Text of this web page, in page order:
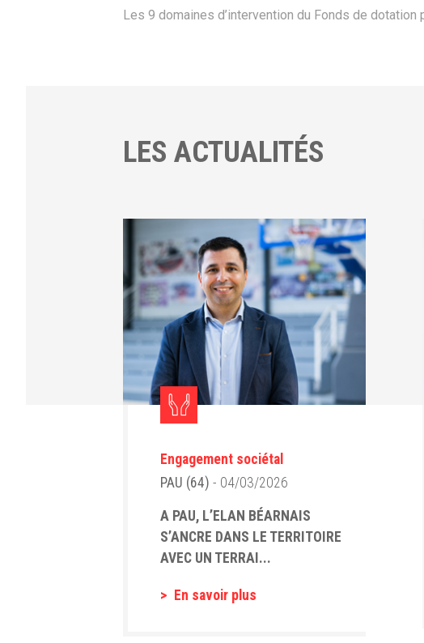
Les 9 domaines d’intervention du Fonds de dotation
LES ACTUALITÉS
Engagement sociétal
PAU (64) - 04/03/2026
A PAU, L’ELAN BÉARNAIS
S’ANCRE DANS LE TERRITOIRE
AVEC UN TERRAI...
En savoir plus